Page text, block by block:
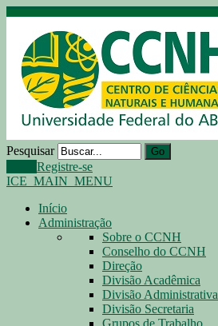
Pesquisar Go
Registre-se
ICE_MAIN_MENU
Início
Administração
Sobre o CCNH
Conselho do CCNH
Direção
Divisão Acadêmica
Divisão Administrativa
Divisão Secretaria
Grupos de Trabalho